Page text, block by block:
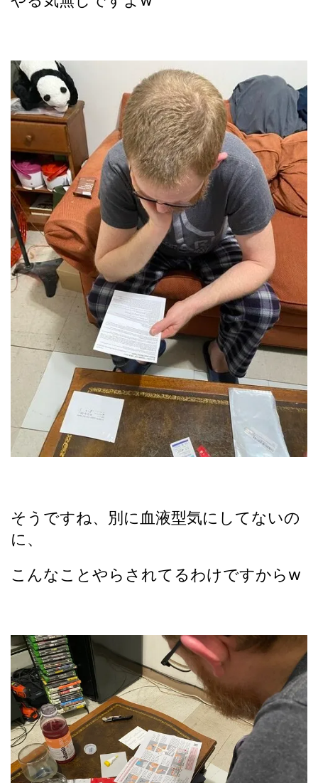
そうですね、別に血液型気にしてないの
に、
こんなことやらされてるわけですからw